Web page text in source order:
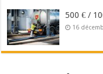
500 € /
16